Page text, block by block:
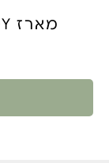
מארז JOY – מארז מתנה ליולדת